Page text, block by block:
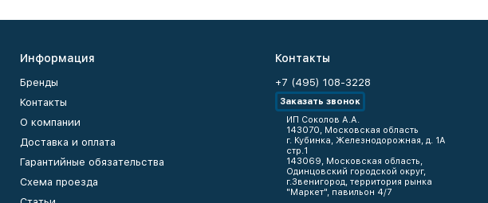
Информация
Бренды
Контакты
О компании
Доставка и оплата
Гарантийные обязательства
Схема проезда
Контакты
+7 (495) 108-3228
Заказать звонок
ИП Соколов А.А.
143070, Московская область
г. Кубинка, Железнодорожная, д. 1А
стр.1
143069, Московская область,
Одинцовский городской округ,
г.Звенигород, территория рынка
"Маркет", павильон 4/7